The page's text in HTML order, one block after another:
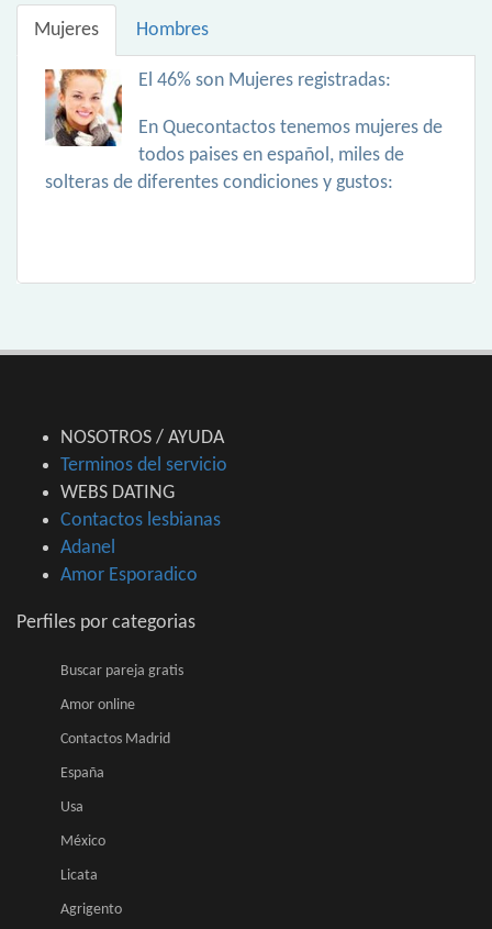
Mujeres Hombres
El 46% son Mujeres registradas:
En Quecontactos tenemos mujeres de
todos paises en español, miles de
solteras de diferentes condiciones y gustos:
NOSOTROS / AYUDA
Terminos del servicio
WEBS DATING
Contactos lesbianas
Adanel
Amor Esporadico
Perfiles por categorias
Buscar pareja gratis
Amor online
Contactos Madrid
España
Usa
México
Licata
Agrigento